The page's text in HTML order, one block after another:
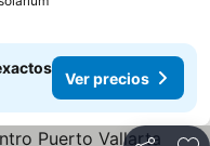
Ver precios